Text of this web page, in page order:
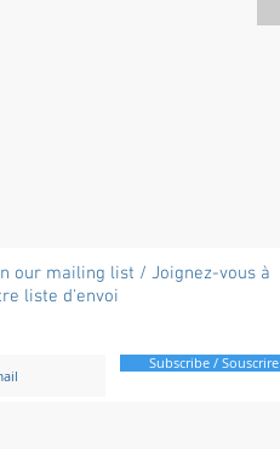
our mailing list / Joignez-vous à
liste d'envoi
Subscribe / Souscrire